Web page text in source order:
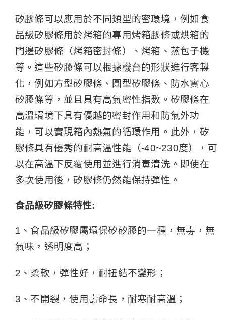
矽膠條可以應用於不同類型的密環境，例如食
品級矽膠條用於烤箱的專用烤箱膠條或烘箱的
門邊矽膠條（烤箱密封條）、烤箱、蒸包子機
等。這些矽膠條可以根據機台的形狀進行客製
化，例如方型矽膠條、圓型矽膠條、防水實心
矽膠條等，並且具有高氣密性指數。矽膠條在
高溫環境下具有優越的密封作用和防氣外功
能，可以實現箱內熱氣的循環作用。此外，矽
膠條具有優秀的耐高溫性能（-40~230度），可
以在高溫下反覆使用並進行消毒清洗。即使在
多次使用後，矽膠條仍然能保持彈性。
食品級矽膠條特性:
1、食品級矽膠屬環保矽矽膠的一種，無毒，無
氣味，透明度高；
2、柔軟，彈性好，耐扭結不變形；
3、不開裂，使用壽命長，耐寒耐高溫；